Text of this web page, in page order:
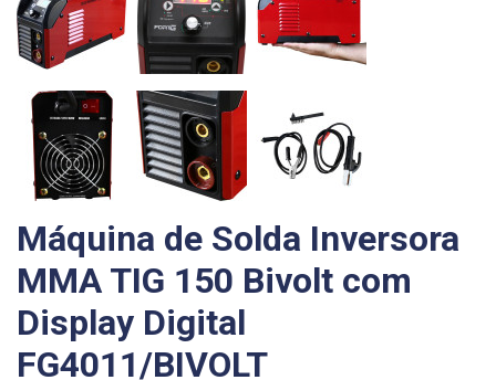
Máquina de Solda Inversora
MMA TIG 150 Bivolt com
Display Digital
FG4011/BIVOLT